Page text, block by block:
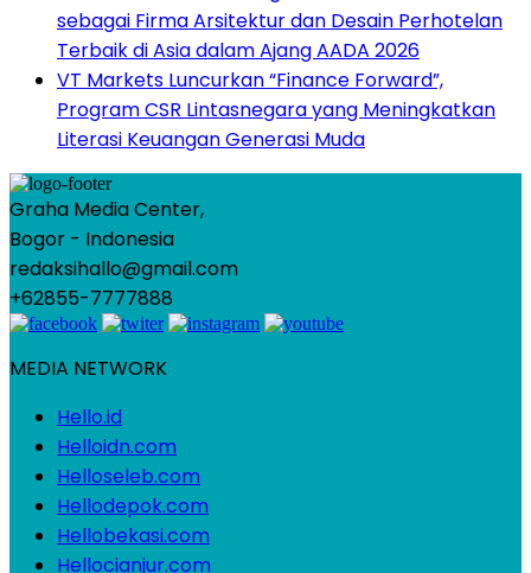
sebagai Firma Arsitektur dan Desain Perhotelan
Terbaik di Asia dalam Ajang AADA 2026
VT Markets Luncurkan “Finance Forward”,
Program CSR Lintasnegara yang Meningkatkan
Literasi Keuangan Generasi Muda
Graha Media Center,
Bogor - Indonesia
redaksihallo@gmail.com
+62855-7777888
MEDIA NETWORK
Hello.id
Helloidn.com
Helloseleb.com
Hellodepok.com
Hellobekasi.com
Hellocianjur.com